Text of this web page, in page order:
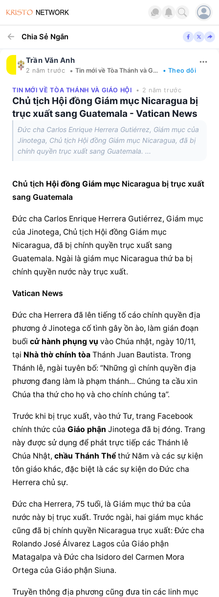
Chia Sẻ Ngắn
Trần Văn Anh
2 năm trước • Tin mới về Tòa Thánh và Giáo hội • Theo dõi
TIN MỚI VỀ TÒA THÁNH VÀ GIÁO HỘI • 2 năm trước
Chủ tịch Hội đồng Giám mục Nicaragua bị
trục xuất sang Guatemala - Vatican News
Đức cha Carlos Enrique Herrera Gutiérrez, Giám mục của
Jinotega, Chủ tịch Hội đồng Giám mục Nicaragua, đã bị
chính quyền trục xuất sang Guatemala. ...
Chủ tịch Hội đồng Giám mục Nicaragua bị trục xuất
sang Guatemala
Đức cha Carlos Enrique Herrera Gutiérrez, Giám mục
của Jinotega, Chủ tịch Hội đồng Giám mục
Nicaragua, đã bị chính quyền trục xuất sang
Guatemala. Ngài là giám mục Nicaragua thứ ba bị
chính quyền nước này trục xuất.
Vatican News
Đức cha Herrera đã lên tiếng tố cáo chính quyền địa
phương ở Jinotega cố tình gây ồn ào, làm gián đoạn
buổi cử hành phụng vụ vào Chúa nhật, ngày 10/11,
tại Nhà thờ chính tòa Thánh Juan Bautista. Trong
Thánh lễ, ngài tuyên bố: “Những gì chính quyền địa
phương đang làm là phạm thánh... Chúng ta cầu xin
Chúa tha thứ cho họ và cho chính chúng ta”.
Trước khi bị trục xuất, vào thứ Tư, trang Facebook
chính thức của Giáo phận Jinotega đã bị đóng. Trang
này được sử dụng để phát trực tiếp các Thánh lễ
Chúa Nhật, chầu Thánh Thể thứ Năm và các sự kiện
tôn giáo khác, đặc biệt là các sự kiện do Đức cha
Herrera chủ sự.
Đức cha Herrera, 75 tuổi, là Giám mục thứ ba của
nước này bị trục xuất. Trước ngài, hai giám mục khác
cũng đã bị chính quyền Nicaragua trục xuất: Đức cha
Rolando José Álvarez Lagos của Giáo phận
Matagalpa và Đức cha Isidoro del Carmen Mora
Ortega của Giáo phận Siuna.
Truyền thông địa phương cũng đưa tin các linh mục